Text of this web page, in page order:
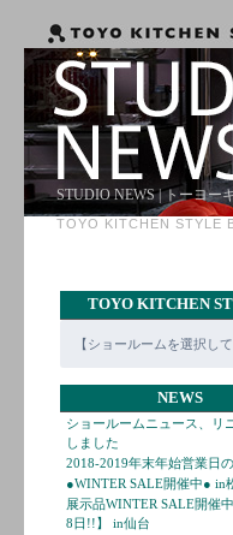
STUDIO NEWS | トーヨー
TOYO KITCHEN
TOYO KITCHEN
NEWS
ショールームニュース、リ
しました
2018-2019年末年始営業日
●WINTER SALE開催中● in
展示品WINTER SALE開催
8日!!】 in仙台